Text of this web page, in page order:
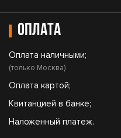
Оплата
Оплата наличными;
(только Москва)
Оплата картой;
Квитанцией в банке;
Наложенный платеж.